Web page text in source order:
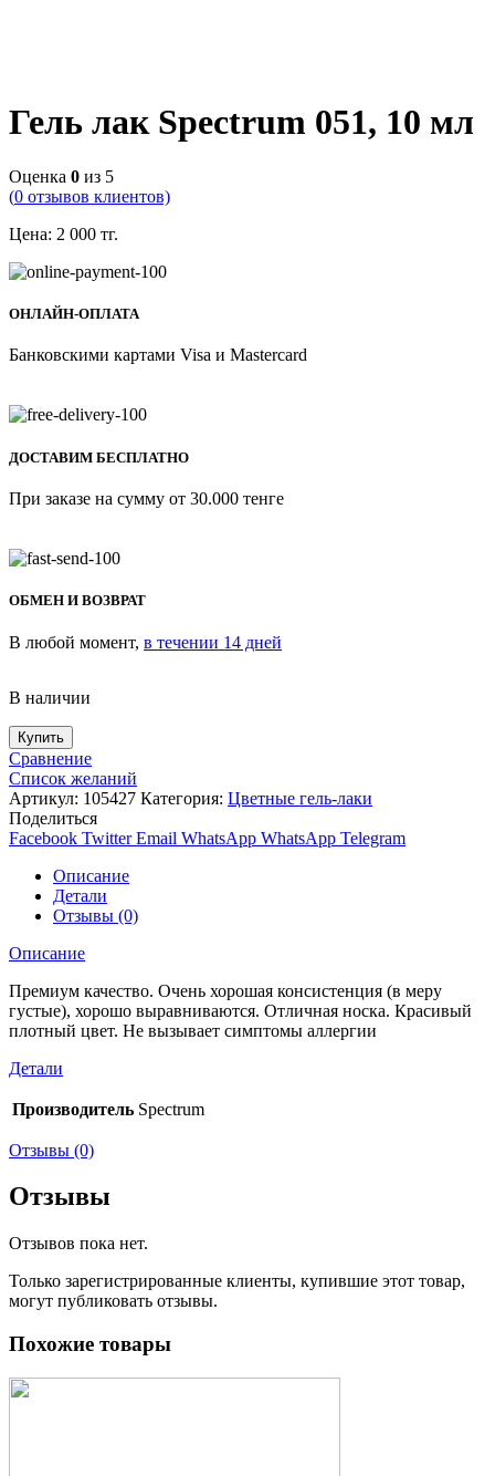
Гель лак Spectrum 051, 10 мл
Оценка 0 из 5
(0 отзывов клиентов)
Цена: 2 000 тг.
ОНЛАЙН-ОПЛАТА
Банковскими картами Visa и Mastercard
ДОСТАВИМ БЕСПЛАТНО
При заказе на сумму от 30.000 тенге
ОБМЕН И ВОЗВРАТ
В любой момент, в течении 14 дней
В наличии
Купить
Сравнение
Список желаний
Артикул: 105427 Категория: Цветные гель-лаки
Поделиться
Facebook Twitter Email WhatsApp WhatsApp Telegram
Описание
Детали
Отзывы (0)
Описание
Премиум качество. Очень хорошая консистенция (в меру
густые), хорошо выравниваются. Отличная носка. Красивый
плотный цвет. Не вызывает симптомы аллергии
Детали
Производитель Spectrum
Отзывы (0)
Отзывы
Отзывов пока нет.
Только зарегистрированные клиенты, купившие этот товар,
могут публиковать отзывы.
Похожие товары